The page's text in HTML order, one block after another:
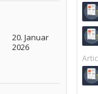
20. Januar
2026